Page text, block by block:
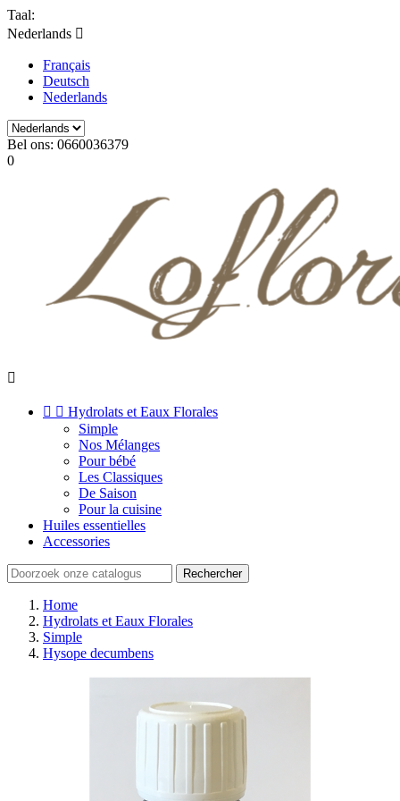
Taal:
Nederlands 
Français
Deutsch
Nederlands
Bel ons: 0660036379
0

  Hydrolats et Eaux Florales
Simple
Nos Mélanges
Pour bébé
Les Classiques
De Saison
Pour la cuisine
Huiles essentielles
Accessories
Rechercher
Home
Hydrolats et Eaux Florales
Simple
Hysope decumbens